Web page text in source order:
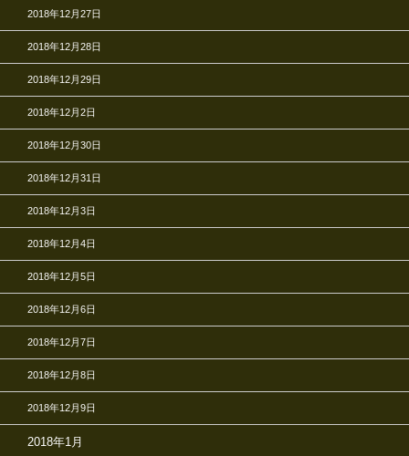
2018年12月27日
2018年12月28日
2018年12月29日
2018年12月2日
2018年12月30日
2018年12月31日
2018年12月3日
2018年12月4日
2018年12月5日
2018年12月6日
2018年12月7日
2018年12月8日
2018年12月9日
2018年1月